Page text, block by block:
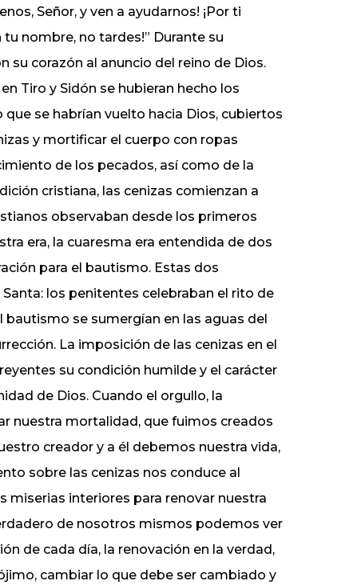
Señor, y ven a ayudarnos! ¡Por ti
nombre, no tardes!” Durante su
su corazón al anuncio del reino de Dios.
Tiro y Sidón se hubieran hecho los
se habrían vuelto hacia Dios, cubiertos
y mortificar el cuerpo con ropas
de los pecados, así como de la
cristiana, las cenizas comienzan a
observaban desde los primeros
era, la cuaresma era entendida de dos
para el bautismo. Estas dos
los penitentes celebraban el rito de
se sumergían en las aguas del
La imposición de las cenizas en el
su condición humilde y el carácter
de Dios. Cuando el orgullo, la
nuestra mortalidad, que fuimos creados
creador y a él debemos nuestra vida,
sobre las cenizas nos conduce al
miserias interiores para renovar nuestra
de nosotros mismos podemos ver
de cada día, la renovación en la verdad,
cambiar lo que debe ser cambiado y